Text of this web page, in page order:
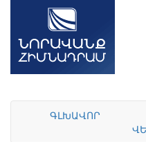
ԳԼԽԱՎՈՐ